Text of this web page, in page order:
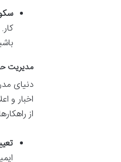
مدیریت
دنیای
اخبار و
از